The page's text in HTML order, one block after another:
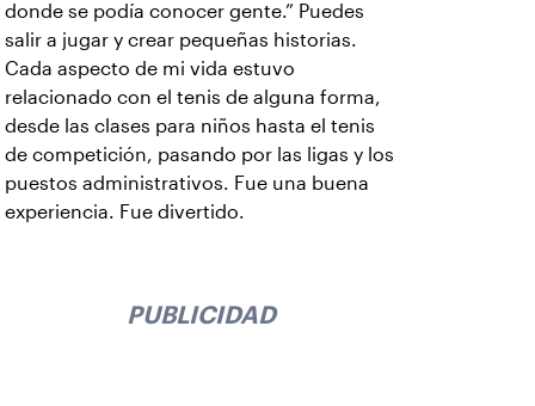
donde se podía conocer gente.” Puedes
salir a jugar y crear pequeñas historias.
Cada aspecto de mi vida estuvo
relacionado con el tenis de alguna forma,
desde las clases para niños hasta el tenis
de competición, pasando por las ligas y los
puestos administrativos. Fue una buena
experiencia. Fue divertido.
PUBLICIDAD